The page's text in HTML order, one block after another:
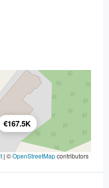
€167.5K
| ©OpenStreetMapcontributors